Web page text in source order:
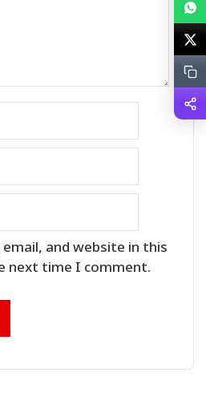
email, and website in this
next time I comment.